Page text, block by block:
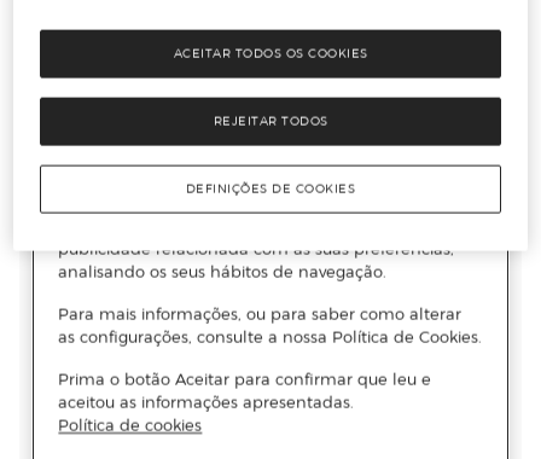
REJEITAR TODOS
ACEITAR TODOS OS COOKIES
DEFINIÇÕES DE COOKIES